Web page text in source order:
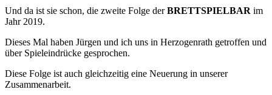
Und da ist sie schon, die zweite Folge derBRETTSPIELBAR im
Jahr 2019.
Dieses Mal haben Jürgen und ich uns in Herzogenrath getroffen und
über Spieleindrücke gesprochen.
Diese Folge ist auch gleichzeitig eine Neuerung in unserer
Zusammenarbeit.